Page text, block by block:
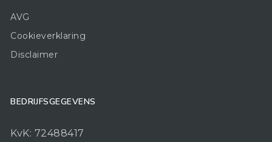
AVG
Cookieverklaring
Disclaimer
BEDRIJFSGEGEVENS
KvK: 72488417